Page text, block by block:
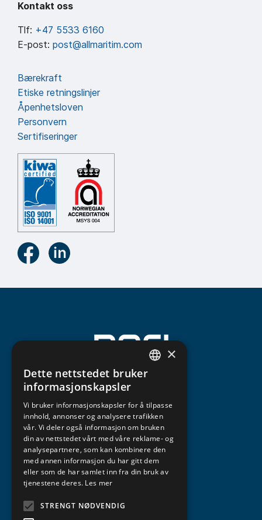
Kontakt oss
Tlf: +47 5533 6160
E-post: post@allmaritim.com
Bærekraft
Etiske retningslinjer
Åpenhetsloven
Personvern
Sertifiseringer
NORWEGIAN
ENGLISH
×
Dette nettstedet bruker
informasjonskapsler
Vi bruker informasjonskapsler for å tilpasse
innhold, annonser og analysere trafikken
vår. Vi deler også informasjon om bruken
din av nettstedet vårt med våre reklame- og
analysepartnere, som kan kombinere den
med annen informasjon du har gitt dem
eller som de har samlet inn fra din bruk av
tjenestene deres. Les mer
STRENGT NØDVENDIG